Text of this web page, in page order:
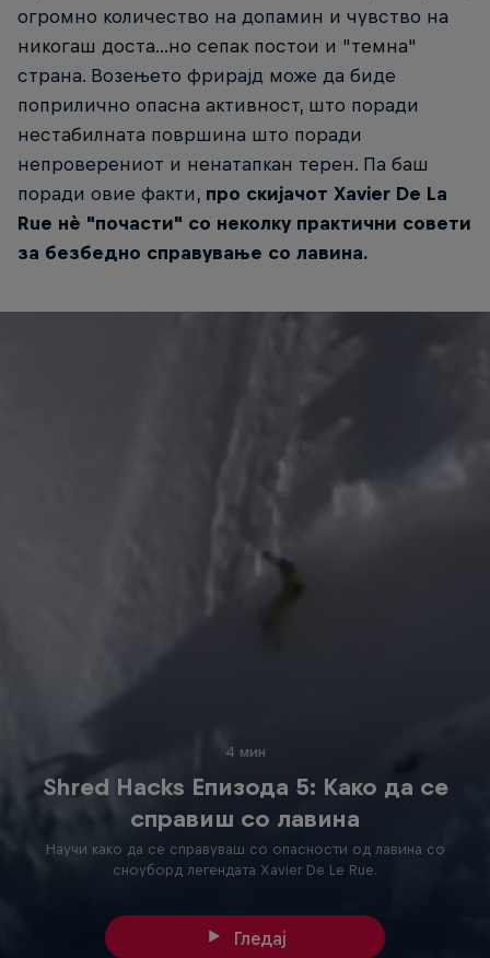
огромно количество на допамин и чувство на
никогаш доста...но сепак постои и "темна"
страна. Возењето фрирајд може да биде
поприлично опасна активност, што поради
нестабилната површина што поради
непроверениот и ненатапкан терен. Па баш
поради овие факти, про скијачот Xavier De La
Rue нè "почасти" со неколку практични совети
за безбедно справување со лавина.
4 мин
Shred Hacks Епизода 5: Како да се
справиш со лавина
Научи како да се справуваш со опасности од лавина со
сноуборд легендата Xavier De Le Rue.
Гледај